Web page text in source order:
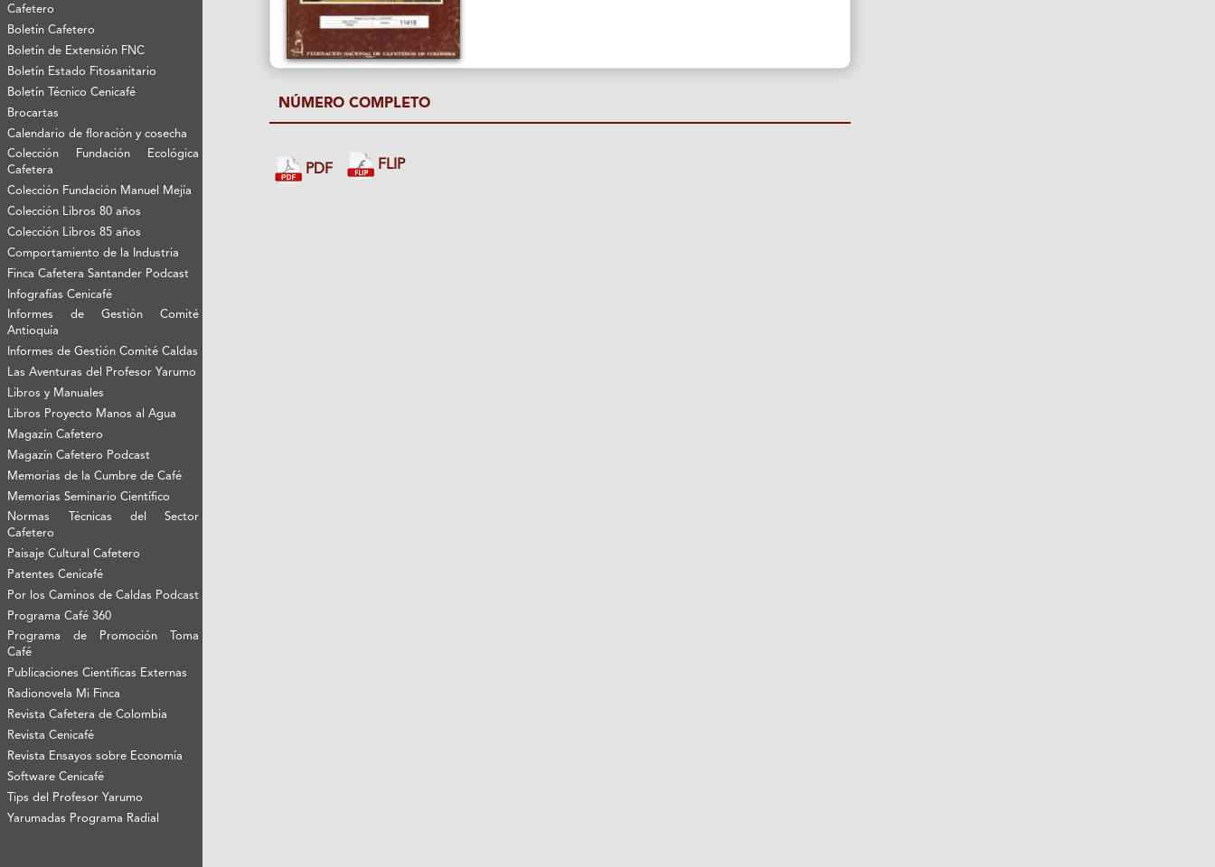
Cafetero
Boletín Cafetero
Boletín de Extensión FNC
Boletín Estado Fitosanitario
Boletín Técnico Cenicafé
Brocartas
Calendario de floración y cosecha
Colección Fundación Ecológica
Cafetera
Colección Fundación Manuel Mejía
Colección Libros 80 años
Colección Libros 85 años
Comportamiento de la Industria
Finca Cafetera Santander Podcast
Infografías Cenicafé
Informes de Gestión Comité
Antioquía
Informes de Gestión Comité Caldas
Las Aventuras del Profesor Yarumo
Libros y Manuales
Libros Proyecto Manos al Agua
Magazín Cafetero
Magazín Cafetero Podcast
Memorias de la Cumbre de Café
Memorias Seminario Científico
Normas Técnicas del Sector
Cafetero
Paisaje Cultural Cafetero
Patentes Cenicafé
Por los Caminos de Caldas Podcast
Programa Café 360
Programa de Promoción Toma
Café
Publicaciones Científicas Externas
Radionovela Mi Finca
Revista Cafetera de Colombia
Revista Cenicafé
Revista Ensayos sobre Economía
Software Cenicafé
Tips del Profesor Yarumo
Yarumadas Programa Radial
NÚMERO COMPLETO
PDF FLIP